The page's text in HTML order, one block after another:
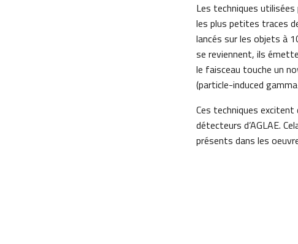
Les techniques
les plus petites traces
lancés sur les objets à
se reviennent, ils
le faisceau touche un
(particle-induced
Ces techniques
détecteurs d’AGLAE.
présents dans les